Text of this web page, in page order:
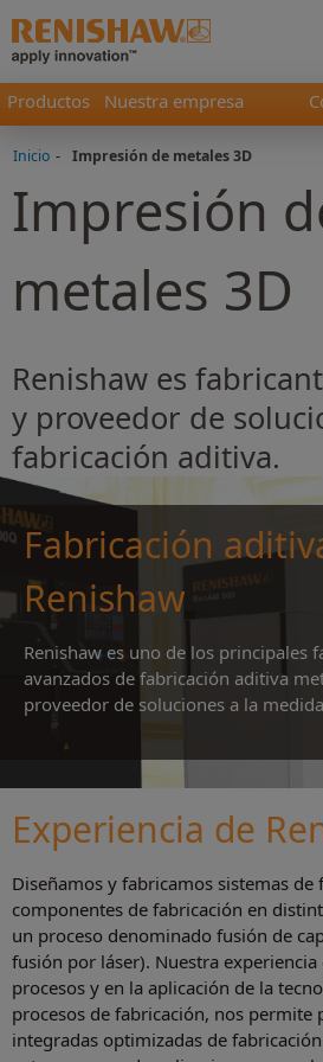
Productos Nuestra empresa
Inicio - Impresión de metales 3D
Impresión
metales 3D
Renishaw es
y proveedor de
fabricación aditiva.
Fabricación
Renishaw
Renishaw es uno de los principales
avanzados de fabricación aditiva
proveedor de soluciones a la
Experiencia de
Diseñamos y fabricamos sistemas
componentes de fabricación en
un proceso denominado fusión de
fusión por láser). Nuestra
procesos y en la aplicación de la
procesos de fabricación, nos
integradas optimizadas de